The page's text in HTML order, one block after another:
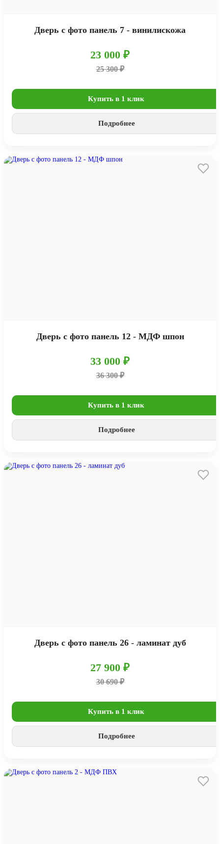
Дверь с фото панель 7 - винилискожа
23 000 ₽
25 300 ₽
Купить в 1 клик
Подробнее
Дверь с фото панель 12 - МДФ шпон
33 000 ₽
36 300 ₽
Купить в 1 клик
Подробнее
Дверь с фото панель 26 - ламинат дуб
27 900 ₽
30 690 ₽
Купить в 1 клик
Подробнее